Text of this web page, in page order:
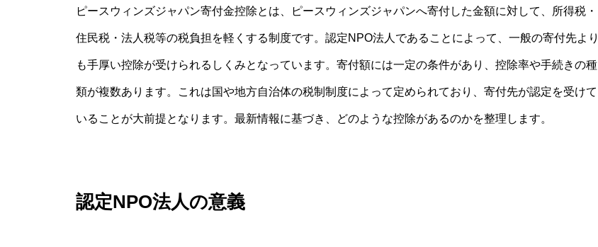
ピースウィンズジャパン寄付金控除とは、ピースウィンズジャパンへ寄付した金額に対して、所得税・
住民税・法人税等の税負担を軽くする制度です。認定NPO法人であることによって、一般の寄付先より
も手厚い控除が受けられるしくみとなっています。寄付額には一定の条件があり、控除率や手続きの種
類が複数あります。これは国や地方自治体の税制制度によって定められており、寄付先が認定を受けて
いることが大前提となります。最新情報に基づき、どのような控除があるのかを整理します。
認定NPO法人の意義